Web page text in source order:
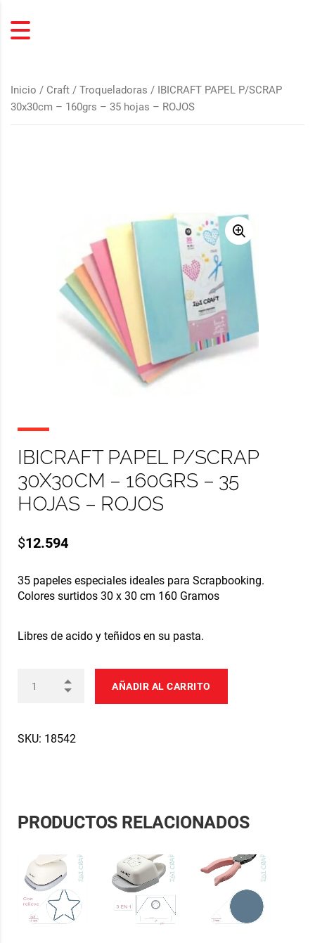
Inicio / Craft / Troqueladoras / IBICRAFT PAPEL P/SCRAP
30x30cm – 160grs – 35 hojas – ROJOS
IBICRAFT PAPEL P/SCRAP
30X30CM – 160GRS – 35
HOJAS – ROJOS
$12.594
35 papeles especiales ideales para Scrapbooking.
Colores surtidos 30 x 30 cm 160 Gramos
Libres de acido y teñidos en su pasta.
AÑADIR AL CARRITO
SKU: 18542
PRODUCTOS RELACIONADOS